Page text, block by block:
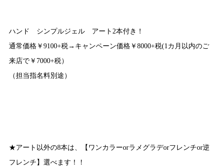
ハンド シンプルジェル アート2本付き！
通常価格￥9100+税→キャンペーン価格￥8000+税(1カ月以内のご
来店で￥7000+税）
（担当指名料別途）
★アート以外の8本は、【ワンカラーorラメグラデorフレンチor逆
フレンチ】選べます！！